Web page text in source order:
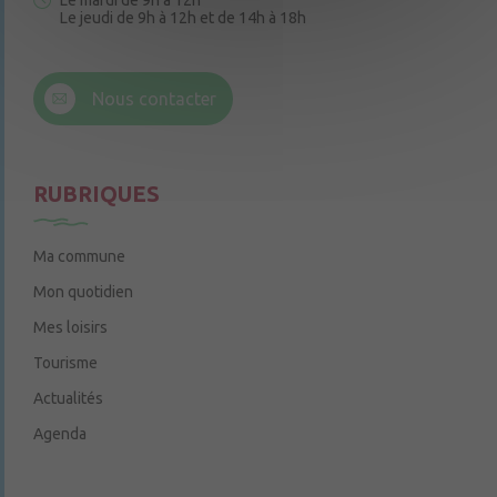
Le jeudi de 9h à 12h et de 14h à 18h
Nous contacter
RUBRIQUES
Ma commune
Mon quotidien
Mes loisirs
Tourisme
Actualités
Agenda